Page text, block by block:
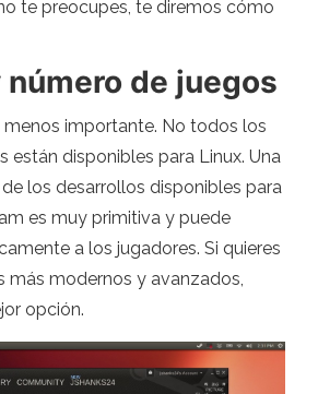
te preocupes, te diremos cómo
número de juegos
importante. No todos los
están disponibles para Linux. Una
los desarrollos disponibles para
es muy primitiva y puede
a los jugadores. Si quieres
más modernos y avanzados,
opción.